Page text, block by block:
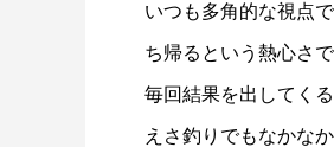
謹賀新年
2026.01.01
いつも多角的な視点
ち帰るという熱心さで
毎回結果を出してく
えさ釣りでもなかな